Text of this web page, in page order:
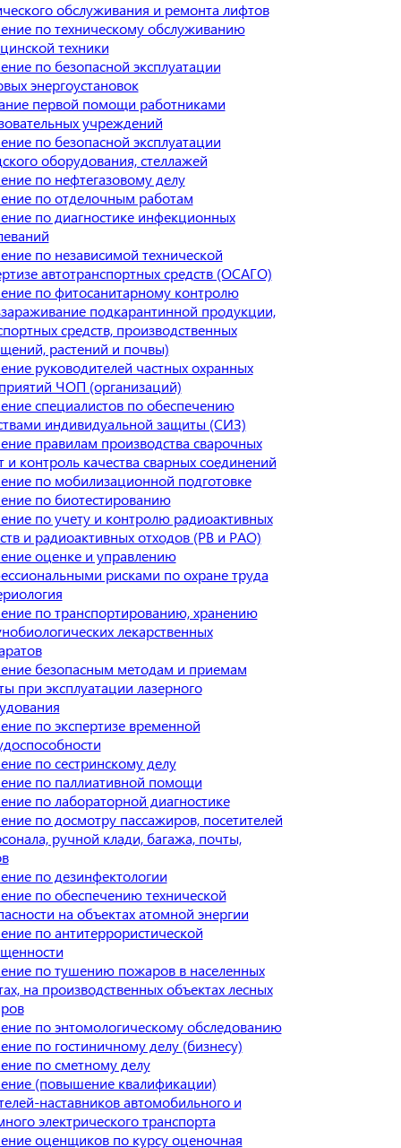
обслуживания и ремонта лифтов
по техническому обслуживанию
техники
по безопасной эксплуатации
энергоустановок
первой помощи работниками
учреждений
по безопасной эксплуатации
оборудования, стеллажей
по нефтегазовому делу
по отделочным работам
по диагностике инфекционных
по независимой технической
автотранспортных средств (ОСАГО)
по фитосанитарному контролю
подкарантинной продукции,
средств, производственных
растений и почвы)
руководителей частных охранных
ЧОП (организаций)
специалистов по обеспечению
индивидуальной защиты (СИЗ)
правилам производства сварочных
и контроль качества сварных соединений
по мобилизационной подготовке
по биотестированию
по учету и контролю радиоактивных
и радиоактивных отходов (РВ и РАО)
оценке и управлению
рисками по охране труда
по транспортированию, хранению
лекарственных
безопасным методам и приемам
при эксплуатации лазерного
по экспертизе временной
по сестринскому делу
по паллиативной помощи
по лабораторной диагностике
по досмотру пассажиров, посетителей
ручной клади, багажа, почты,
по дезинфектологии
по обеспечению технической
на объектах атомной энергии
по антитеррористической
по тушению пожаров в населенных
на производственных объектах лесных
по энтомологическому обследованию
по гостиничному делу (бизнесу)
по сметному делу
(повышение квалификации)
наставников автомобильного и
электрического транспорта
оценщиков по курсу оценочная